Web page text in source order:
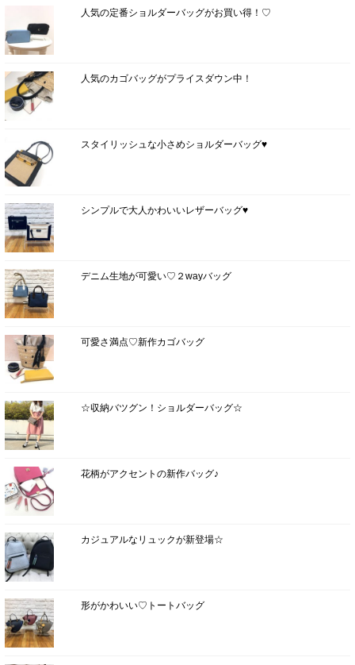
人気の定番ショルダーバッグがお買い得！♡
人気のカゴバッグがプライスダウン中！
スタイリッシュな小さめショルダーバッグ♥
シンプルで大人かわいいレザーバッグ♥
デニム生地が可愛い♡２wayバッグ
可愛さ満点♡新作カゴバッグ
☆収納バツグン！ショルダーバッグ☆
花柄がアクセントの新作バッグ♪
カジュアルなリュックが新登場☆
形がかわいい♡トートバッグ